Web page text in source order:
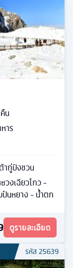
คืน
าร
ากู่ปิงชวน
วงเฉียวโกว -
ปันหยาง - น้ำตก
ดูรายละเอียด
รหัส25639